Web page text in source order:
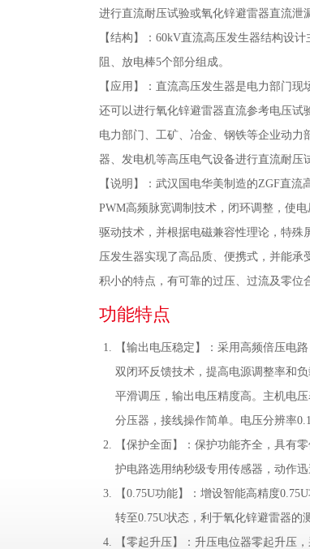
进行直流耐压试验或氧化锌避雷器直流泄
【结构】：60kV直流高压发生器结构设
阻、放电棒5个部分组成。
【应用】：直流高压发生器是电力部门
还可以进行氧化锌避雷器直流参考电压
电力部门、工矿、冶金、钢铁等企业动
器、发电机等高压电气设备进行直流耐压
【说明】：武汉国电华美制造的ZGF直
PWM高频脉宽调制技术，闭环调整，使
驱动技术，并根据电磁兼容性理论，特殊
压发生器实现了高品质、便携式，并能
积小的特点，有可靠的过压、过流及零位
功能特点
【输出电压稳定】：采用高频倍压电
双闭环反馈技术，提高电源调整率和
平滑调压，输出电压精度高。主机电
分压器，接线操作简单。电压分辨率
【保护全面】：保护功能齐全，具有
护电路选用纳秒级专用传感器，动作
【0.75U功能】：增设智能高精度
转至0.75U状态，利于氧化锌避雷器的
【零起升压】：升压电位器零起升压